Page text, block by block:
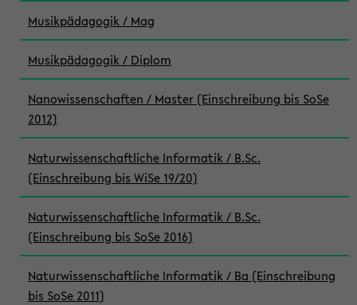
Musikpädagogik / Mag
Musikpädagogik / Diplom
Nanowissenschaften / Master (Einschreibung bis SoSe
2012)
Naturwissenschaftliche Informatik / B.Sc.
(Einschreibung bis WiSe 19/20)
Naturwissenschaftliche Informatik / B.Sc.
(Einschreibung bis SoSe 2016)
Naturwissenschaftliche Informatik / Ba (Einschreibung
bis SoSe 2011)